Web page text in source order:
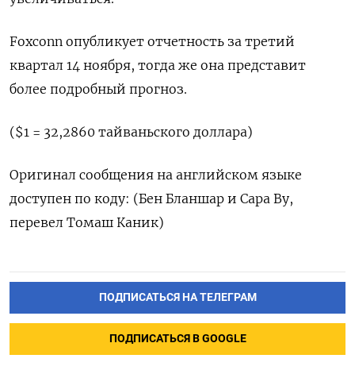
Foxconn опубликует отчетность за третий
квартал 14 ноября, тогда же она представит
более подробный прогноз.
($1 = 32,2860 тайваньского доллара)
Оригинал сообщения на английском языке
доступен по коду: (Бен Бланшар и Сара Ву,
перевел Томаш Каник)
ПОДПИСАТЬСЯ НА ТЕЛЕГРАМ
ПОДПИСАТЬСЯ В GOOGLE